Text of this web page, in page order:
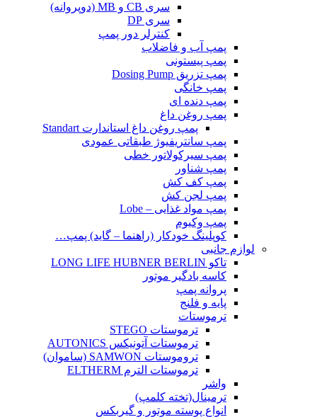
سری CB و MB (دوپروانه)
سری DP
کنترلر دور پمپ
پمپ آب و فاضلاب
پمپ پیستونی
پمپ تزریق Dosing Pump
پمپ خانگی
پمپ دنده ای
پمپ روغن داغ
پمپ روغن داغ استاندارت Standart
پمپ سانتریفیوژ طبقاتی عمودی
پمپ سیرکولاتور خطی
پمپ شناور
پمپ کف کش
پمپ لجن کش
پمپ مواد غذایی – Lobe
پمپ وکیوم
کوپلینگ خودکار (راهنما – گاید) پمپ…
لوازم جانبی
تاکو LONG LIFE HUBNER BERLIN
کاسه بادگیر موتور
پروانه پمپ
پایه و فلنج
ترموستات
ترموستات STEGO
ترموستات آتونیکس AUTONICS
تروموستات SAMWON (ساموان)
ترموستات الترم ELTHERM
واشر
ترمینال(تخته کلمپ)
انواع پوسته موتور و گیربکس